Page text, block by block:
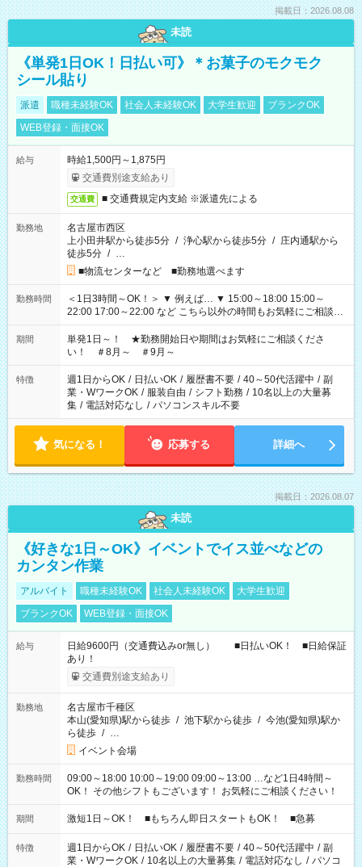
掲載日：2026.08.08
未読
《単発1日OK！日払い可》＊お菓子のモクモク
シール貼り
派遣 職種未経験OK 社会人未経験OK 大学生歓迎
ブランクOK
WEB登録・面接OK
給与
時給1,500円～1,875円
交通費別途支給あり
交通費 ■ 交通費規定内支給 ※派遣先による
勤務地
名古屋市西区
上小田井駅から徒歩5分 / 浄心駅から徒歩5分 / 庄内通駅から
徒歩5分 / …
■物流センターなど ■勤務地選べます
勤務時間
＜1日3時間～OK！＞ ▼ 例えば… ▼ 15:00～18:00 15:00～
22:00 17:00～22:00 など こちら以外の時間もお気軽にご相談く
ださい！
期間
単発1日～！ ★勤務開始日や期間はお気軽にご相談くださ
い！ ＃8月～ ＃9月～
特徴 週1日からOK / 日払いOK / 履歴書不要 / 40～50代活躍中 / 副
業・WワークOK / 服装自由 / シフト勤務 / 10名以上の大量募
集 / 電話対応なし / パソコンスキル不要
気になる！ 応募する 詳細へ
掲載日：2026.08.07
未読
《好きな1日～OK》イベントでイス並べなどの
カンタン作業
アルバイト 職種未経験OK 社会人未経験OK
大学生歓迎
ブランクOK
WEB登録・面接OK
給与
日給9600円（交通費込みor無し） ■日払いOK！ ■日給保証
あり！
交通費別途支給あり
勤務地
名古屋市千種区
本山(愛知県)駅から徒歩 / 池下駅から徒歩 / 今池(愛知県)駅か
ら徒歩 / …
イベント会場
勤務時間
09:00～18:00 10:00～19:00 09:00～13:00 …など1日4時間～
OK！ その他シフトもございます！ お気軽にご相談ください！
期間 激短1日～OK！ ■もちろん即日スタートもOK！ ■急募
特徴 週1日からOK / 日払いOK / 履歴書不要 / 40～50代活躍中 / 副
業・WワークOK / 10名以上の大量募集 / 電話対応なし / パソコ